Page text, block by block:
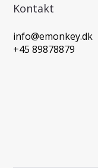
Kontakt
info@emonkey.dk
+45 89878879